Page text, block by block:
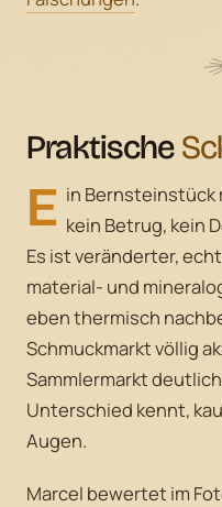
Praktische
E in Bernsteinstück
kein Betrug, kein
Es ist veränderter,
material- und
eben thermisch
Schmuckmarkt völlig
Sammlermarkt
Unterschied kennt,
Augen.
Marcel bewertet im